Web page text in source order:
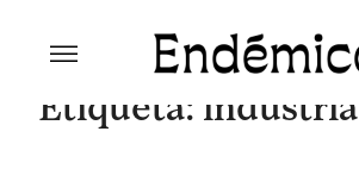
content
ambiental
Etiqueta: